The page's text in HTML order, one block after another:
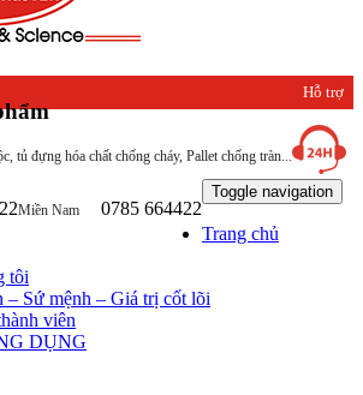
tủ đựng hóa chất chống cháy, Pallet chống tràn...
Hỗ trợ
khách
hàng
Miền Nam 0785 664422
Toggle navigation
Trang chủ
tôi
– Sứ mệnh – Giá trị cốt lõi
viên
DỤNG